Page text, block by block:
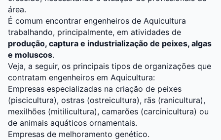
área.
É comum encontrar engenheiros de Aquicultura
trabalhando, principalmente, em atividades de
produção, captura e industrialização de peixes, algas
e moluscos.
Veja, a seguir, os principais tipos de organizações que
contratam engenheiros em Aquicultura:
Empresas especializadas na criação de peixes
(piscicultura), ostras (ostreicultura), rãs (ranicultura),
mexilhões (mitilicultura), camarões (carcinicultura) ou
de animais aquáticos ornamentais.
Empresas de melhoramento genético.